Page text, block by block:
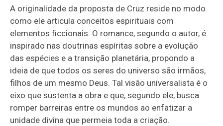
A originalidade da proposta de Cruz reside no modo
como ele articula conceitos espirituais com
elementos ficcionais. O romance, segundo o autor, é
inspirado nas doutrinas espíritas sobre a evolução
das espécies e a transição planetária, propondo a
ideia de que todos os seres do universo são irmãos,
filhos de um mesmo Deus. Tal visão universalista é o
eixo que sustenta a obra e que, segundo ele, busca
romper barreiras entre os mundos ao enfatizar a
unidade divina que permeia toda a criação.